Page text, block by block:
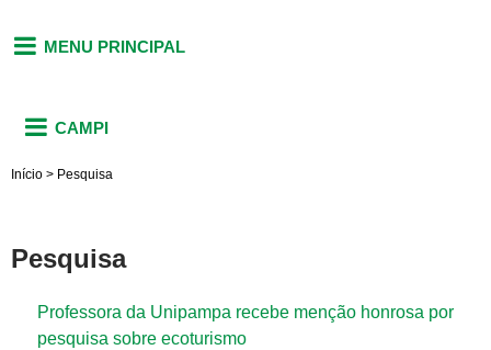
MENU PRINCIPAL
CAMPI
Início > Pesquisa
Pesquisa
Professora da Unipampa recebe menção honrosa por
pesquisa sobre ecoturismo